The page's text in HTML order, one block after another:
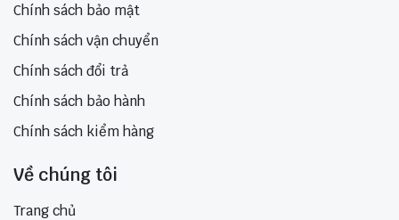
Chính sách bảo mật
Chính sách vận chuyển
Chính sách đổi trả
Chính sách bảo hành
Chính sách kiểm hàng
Về chúng tôi
Trang chủ